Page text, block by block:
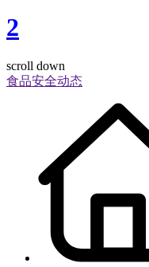
2
scroll down
食品安全动态